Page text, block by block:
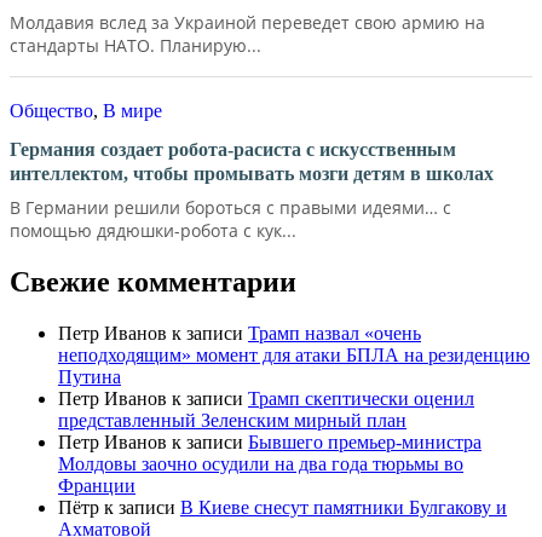
Молдавия вслед за Украиной переведет свою армию на
стандарты НАТО. Планирую...
Общество, В мире
Германия создает робота-расиста с искусственным
интеллектом, чтобы промывать мозги детям в школах
В Германии решили бороться с правыми идеями… с
помощью дядюшки-робота с кук...
Свежие комментарии
Петр Иванов к записи Трамп назвал «очень
неподходящим» момент для атаки БПЛА на резиденцию
Путина
Петр Иванов к записи Трамп скептически оценил
представленный Зеленским мирный план
Петр Иванов к записи Бывшего премьер-министра
Молдовы заочно осудили на два года тюрьмы во
Франции
Пётр к записи В Киеве снесут памятники Булгакову и
Ахматовой